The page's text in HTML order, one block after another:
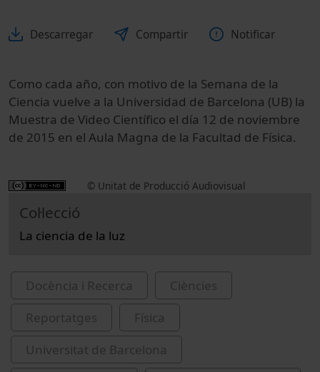
Descarregar Compartir Notificar
Como cada año, con motivo de la Semana de la
Ciencia vuelve a la Universidad de Barcelona (UB) la
Muestra de Video Científico el día 12 de noviembre
de 2015 en el Aula Magna de la Facultad de Física.
© Unitat de Producció Audiovisual
Col·lecció
La ciencia de la luz
Docència i Recerca
Ciències
Reportatges
Física
Universitat de Barcelona